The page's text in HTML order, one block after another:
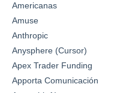
Americanas
Amuse
Anthropic
Anysphere (Cursor)
Apex Trader Funding
Apporta Comunicación